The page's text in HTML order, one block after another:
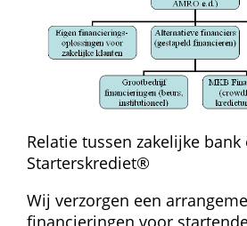
Relatie tussen zakelijke bank
Starterskrediet®
Wij verzorgen een
financieringen voor